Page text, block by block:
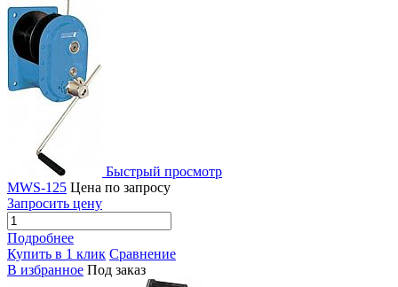
Быстрый просмотр
MWS-125 Цена по запросу
Запросить цену
Подробнее
Купить в 1 клик Сравнение
В избранное Под заказ